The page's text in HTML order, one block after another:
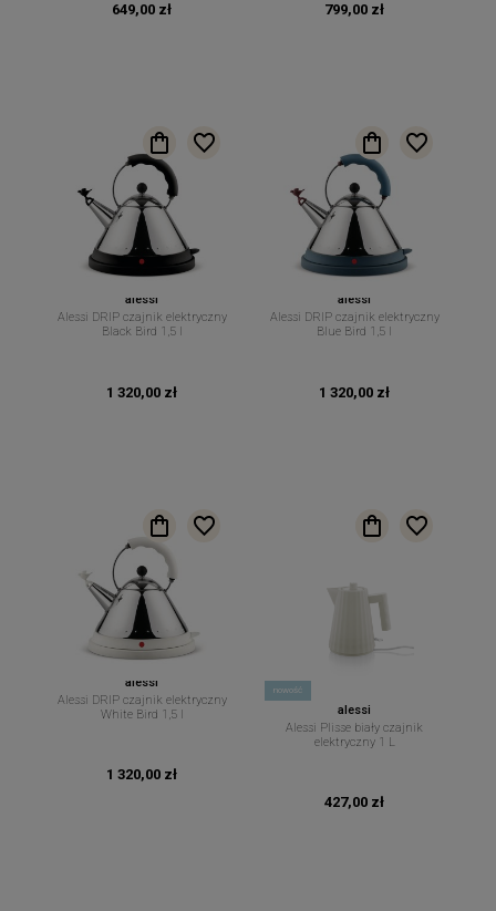
649,00 zł 799,00 zł
alessi
Alessi DRIP czajnik elektryczny
Black Bird 1,5 l
1 320,00 zł
alessi
Alessi DRIP czajnik elektryczny
Blue Bird 1,5 l
1 320,00 zł
alessi
Alessi DRIP czajnik elektryczny
White Bird 1,5 l
1 320,00 zł
nowość
alessi
Alessi Plisse biały czajnik
elektryczny 1 L
427,00 zł